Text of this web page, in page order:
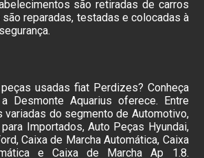
são retiradas de carros
reparadas, testadas e colocadas à
usadas fiat Perdizes? Conheça
Desmonte Aquarius oferece. Entre
do segmento de Automotivo,
Importados, Auto Peças Hyundai,
Caixa de Marcha Automática, Caixa
e Caixa de Marcha Ap 1.8.